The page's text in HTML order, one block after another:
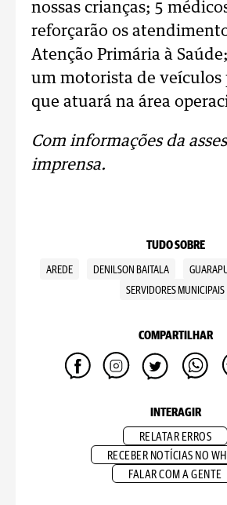
nossas crianças; 5
reforçarão os
Atenção Primária à
um motorista de veículos
que atuará na área
Com informações da
imprensa.
TUDO SOBRE
AREDE DENILSON BAITALA
SERVIDORES MUNICIPAIS
COMPARTILHAR
INTERAGIR
RELATAR ERROS
RECEBER NOTÍCIAS NO
FALAR COM A GENTE